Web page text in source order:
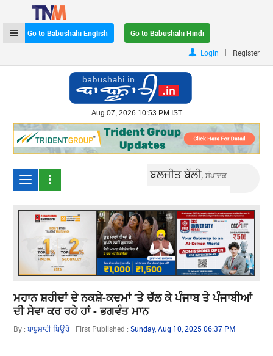
Go to Babushahi English
Go to Babushahi Hindi
Login
| Register
Aug 07, 2026 10:53 PM IST
ਬਲਜੀਤ ਬੱਲੀ,ਸੰਪਾਦਕ
ਮਹਾਨ ਸ਼ਹੀਦਾਂ ਦੇ ਨਕਸ਼ੇ-ਕਦਮਾਂ ’ਤੇ ਚੱਲ ਕੇ ਪੰਜਾਬ ਤੇ ਪੰਜਾਬੀਆਂ
ਦੀ ਸੇਵਾ ਕਰ ਰਹੇ ਹਾਂ - ਭਗਵੰਤ ਮਾਨ
By :ਬਾਬੂਸ਼ਾਹੀ ਬਿਊਰੋ First Published :Sunday, Aug 10, 2025 06:37 PM